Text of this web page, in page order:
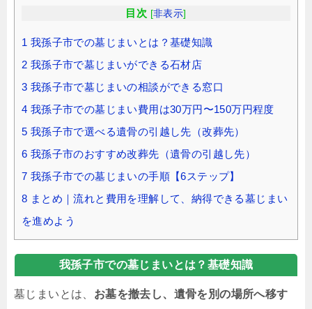
目次 [非表示]
1 我孫子市での墓じまいとは？基礎知識
2 我孫子市で墓じまいができる石材店
3 我孫子市で墓じまいの相談ができる窓口
4 我孫子市での墓じまい費用は30万円〜150万円程度
5 我孫子市で選べる遺骨の引越し先（改葬先）
6 我孫子市のおすすめ改葬先（遺骨の引越し先）
7 我孫子市での墓じまいの手順【6ステップ】
8 まとめ｜流れと費用を理解して、納得できる墓じまい
を進めよう
我孫子市での墓じまいとは？基礎知識
墓じまいとは、 お墓を撤去し、遺骨を別の場所へ移す